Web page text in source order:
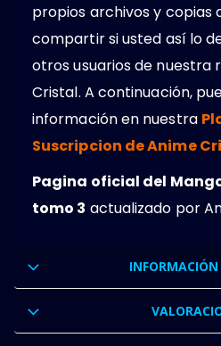
propios archivos y copias
compartir si usted así lo
otros usuarios de nuestra
Cristal. A continuación,
información en nuestra
Suscripcion de Anime
Pagina oficial del
tomo 3 actualizado por